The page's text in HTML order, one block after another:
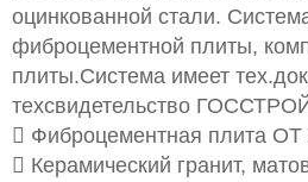
оцинкованной стали.
фиброцементной плиты,
плиты.Система имеет
техсвидетельство
 Фиброцементная плита ОТ
 Керамический гранит,